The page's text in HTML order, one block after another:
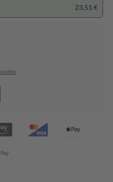
23,51 €